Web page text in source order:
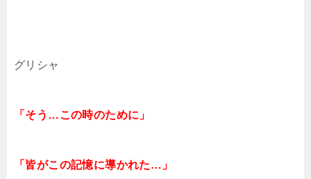
グリシャ
「そう…この時のために」
「皆がこの記憶に導かれた…」